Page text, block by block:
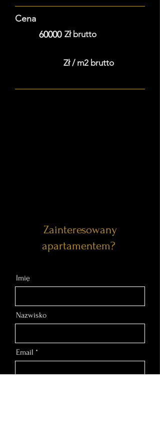
Cena
60000 Zł brutto
Zł / m2 brutto
Zainteresowany
apartamentem?
Imię
Nazwisko
Email